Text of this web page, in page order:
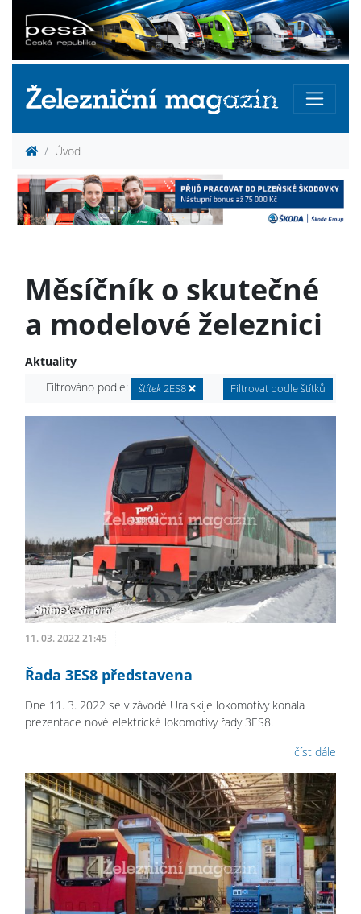
Úvod
Měsíčník o skutečné
a modelové železnici
Aktuality
Filtrováno podle:
štítek2ES8 Filtrovat podle štítků
11. 03. 2022 21:45
Řada 3ES8 představena
Dne 11. 3. 2022 se v závodě Uralskije lokomotivy konala
prezentace nové elektrické lokomotivy řady 3ES8.
číst dále